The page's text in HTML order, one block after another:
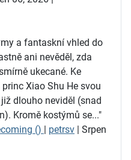
a fantaskní vhled do
ani nevěděl, zda
ukecané. Ke
Xiao Shu He svou
dlouho neviděl (snad
Kromě kostýmů se..."
() | petrsv | Srpen